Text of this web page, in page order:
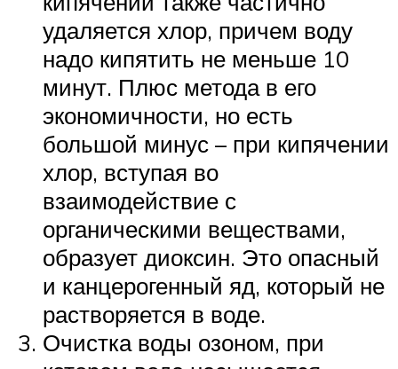
удаляется хлор, причем воду
надо кипятить не меньше 10
минут. Плюс метода в его
экономичности, но есть
большой минус – при кипячении
хлор, вступая во
взаимодействие с
органическими веществами,
образует диоксин. Это опасный
и канцерогенный яд, который не
растворяется в воде.
Очистка воды озоном, при